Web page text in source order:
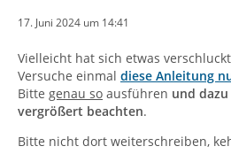
17. Juni 2024 um 14:41
Vielleicht hat sich etwas
Versuche einmal diese Anleitung
Bitte genau so ausführen und
vergrößert beachten.
Bitte nicht dort weiterschreiben,